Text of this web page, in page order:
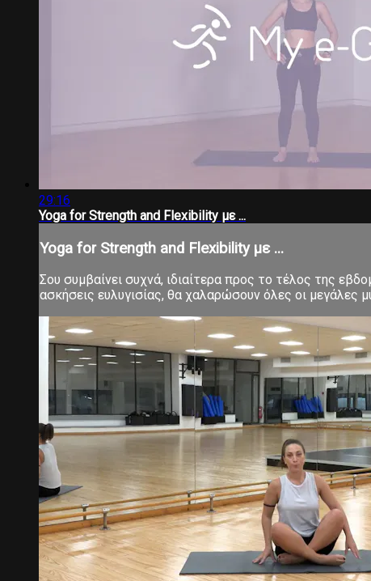
29:16
Yoga for Strength and Flexibility με ...
Yoga for Strength and Flexibility με ...
Σου συμβαίνει συχνά, ιδιαίτερα προς το τέλος της
ασκήσεις ευλυγισίας, θα χαλαρώσουν όλες οι μεγάλες